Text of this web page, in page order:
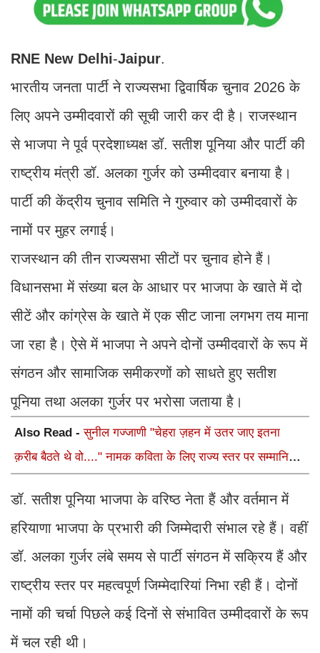
RNE New Delhi-Jaipur.
भारतीय जनता पार्टी ने राज्यसभा द्विवार्षिक चुनाव 2026 के
लिए अपने उम्मीदवारों की सूची जारी कर दी है। राजस्थान
से भाजपा ने पूर्व प्रदेशाध्यक्ष डॉ. सतीश पूनिया और पार्टी की
राष्ट्रीय मंत्री डॉ. अलका गुर्जर को उम्मीदवार बनाया है।
पार्टी की केंद्रीय चुनाव समिति ने गुरुवार को उम्मीदवारों के
नामों पर मुहर लगाई।
राजस्थान की तीन राज्यसभा सीटों पर चुनाव होने हैं।
विधानसभा में संख्या बल के आधार पर भाजपा के खाते में दो
सीटें और कांग्रेस के खाते में एक सीट जाना लगभग तय माना
जा रहा है। ऐसे में भाजपा ने अपने दोनों उम्मीदवारों के रूप में
संगठन और सामाजिक समीकरणों को साधते हुए सतीश
पूनिया तथा अलका गुर्जर पर भरोसा जताया है।
Also Read -सुनील गज्जाणी "चेहरा ज़हन में उतर जाए इतना
क़रीब बैठते थे वो...." नामक कविता के लिए राज्य स्तर पर सम्मानित
डॉ. सतीश पूनिया भाजपा के वरिष्ठ नेता हैं और वर्तमान में
हरियाणा भाजपा के प्रभारी की जिम्मेदारी संभाल रहे हैं। वहीं
डॉ. अलका गुर्जर लंबे समय से पार्टी संगठन में सक्रिय हैं और
राष्ट्रीय स्तर पर महत्वपूर्ण जिम्मेदारियां निभा रही हैं। दोनों
नामों की चर्चा पिछले कई दिनों से संभावित उम्मीदवारों के रूप
में चल रही थी।